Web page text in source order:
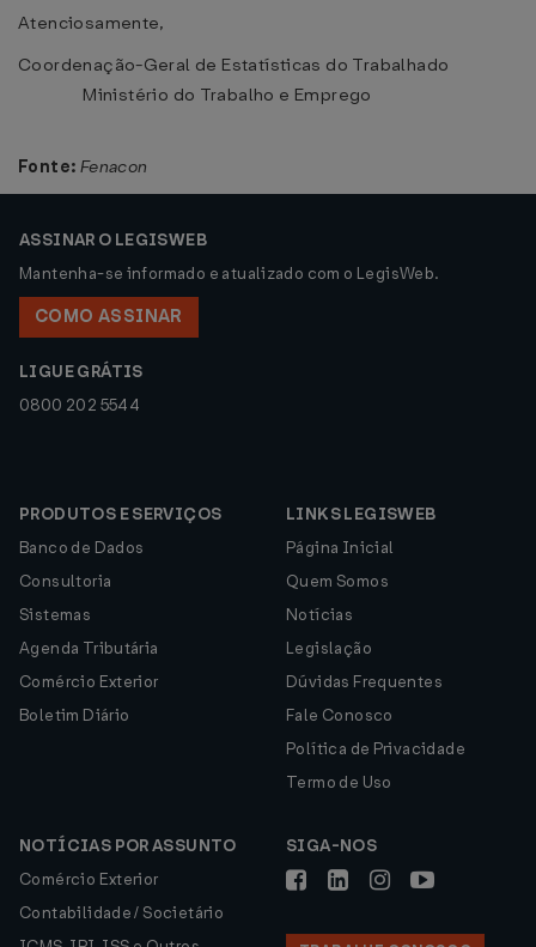
Atenciosamente,
Coordenação-Geral de Estatísticas do Trabalhado
Ministério do Trabalho e Emprego
Fonte: Fenacon
ASSINAR O LEGISWEB
Mantenha-se informado e atualizado com o LegisWeb.
COMO ASSINAR
LIGUE GRÁTIS
0800 202 5544
PRODUTOS E SERVIÇOS
Banco de Dados
Consultoria
Sistemas
Agenda Tributária
Comércio Exterior
Boletim Diário
LINKS LEGISWEB
Página Inicial
Quem Somos
Notícias
Legislação
Dúvidas Frequentes
Fale Conosco
Política de Privacidade
Termo de Uso
NOTÍCIAS POR ASSUNTO
Comércio Exterior
Contabilidade / Societário
SIGA-NOS